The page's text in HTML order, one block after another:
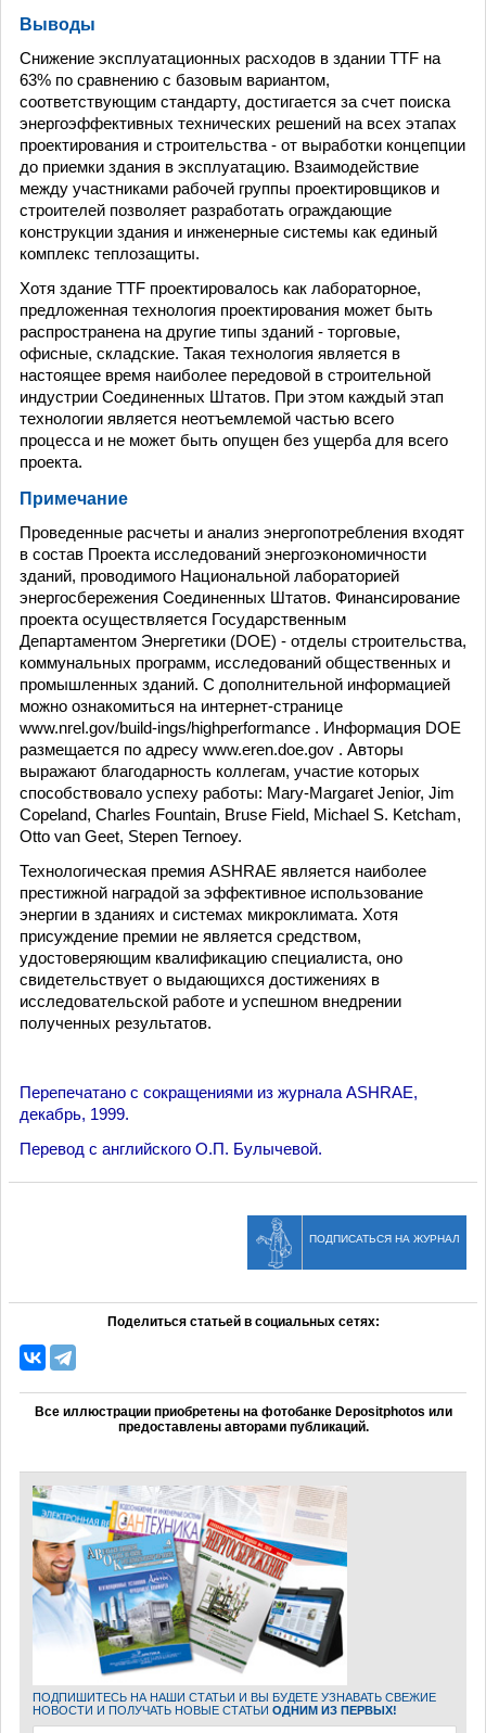
Выводы
Снижение эксплуатационных расходов в здании TTF на
63% по сравнению с базовым вариантом,
соответствующим стандарту, достигается за счет поиска
энергоэффективных технических решений на всех этапах
проектирования и строительства - от выработки концепции
до приемки здания в эксплуатацию. Взаимодействие
между участниками рабочей группы проектировщиков и
строителей позволяет разработать ограждающие
конструкции здания и инженерные системы как единый
комплекс теплозащиты.
Хотя здание TTF проектировалось как лабораторное,
предложенная технология проектирования может быть
распространена на другие типы зданий - торговые,
офисные, складские. Такая технология является в
настоящее время наиболее передовой в строительной
индустрии Соединенных Штатов. При этом каждый этап
технологии является неотъемлемой частью всего
процесса и не может быть опущен без ущерба для всего
проекта.
Примечание
Проведенные расчеты и анализ энергопотребления входят
в состав Проекта исследований энергоэкономичности
зданий, проводимого Национальной лабораторией
энергосбережения Соединенных Штатов. Финансирование
проекта осуществляется Государственным
Департаментом Энергетики (DOE) - отделы строительства,
коммунальных программ, исследований общественных и
промышленных зданий. С дополнительной информацией
можно ознакомиться на интернет-странице
www.nrel.gov/build-ings/highperformance . Информация DOE
размещается по адресу www.eren.doe.gov . Авторы
выражают благодарность коллегам, участие которых
способствовало успеху работы: Mary-Margaret Jenior, Jim
Copeland, Charles Fountain, Bruse Field, Michael S. Ketcham,
Otto van Geet, Stepen Ternoey.
Технологическая премия ASHRAE является наиболее
престижной наградой за эффективное использование
энергии в зданиях и системах микроклимата. Хотя
присуждение премии не является средством,
удостоверяющим квалификацию специалиста, оно
свидетельствует о выдающихся достижениях в
исследовательской работе и успешном внедрении
полученных результатов.
Перепечатано с сокращениями из журнала ASHRAE,
декабрь, 1999.
Перевод с английского О.П. Булычевой.
ПОДПИСАТЬСЯ НА ЖУРНАЛ
Поделиться статьей в социальных сетях:
Все иллюстрации приобретены на фотобанке Depositphotos или
предоставлены авторами публикаций.
ПОДПИШИТЕСЬ НА НАШИ СТАТЬИ И ВЫ БУДЕТЕ УЗНАВАТЬ СВЕЖИЕ
НОВОСТИ И ПОЛУЧАТЬ НОВЫЕ СТАТЬИ ОДНИМ ИЗ ПЕРВЫХ!